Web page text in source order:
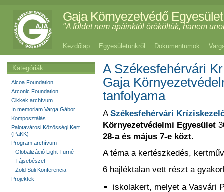
Gaja Környezetvédő Egyesület
"A földet nem apáinktól örököltük, hanem
Kezdőlap Egyesületünkről Dokumentumok
A Székesfehérvári
Gaja
tanfolyama
ASzékesfehérvári
Környezetvédelmi Egyesület
28-a és május 7-e közt.
A téma a kertészkedés,
6 hajléktalan vett részt a
iskolakert, melyet a Vasvári
Kategóriák
Alcoa Foundation
Arconic Foundation
Cikkek archívum
In memoriam Varga Gábor
Komposztálás
Palotavárosi Közösségi Kert
(PaKK)
Program archívum
Globalizáció Light Turné
Tájsebészet
Zöld Suli Konferencia
Projektek